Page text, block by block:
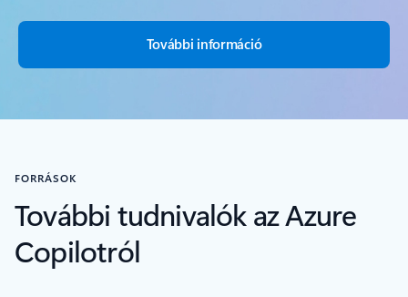
További információ
FORRÁSOK
További tudnivalók az Azure
Copilotról